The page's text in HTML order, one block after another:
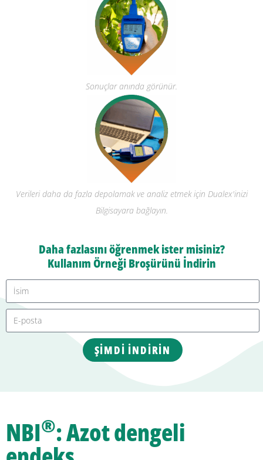
Sonuçlar anında görünür.
Verileri daha da fazla depolamak ve analiz etmek için Dualex'inizi
Bilgisayara bağlayın.
Daha fazlasını öğrenmek ister misiniz?
Kullanım Örneği Broşürünü İndirin
ŞIMDI İNDIRIN
NBI®: Azot dengeli